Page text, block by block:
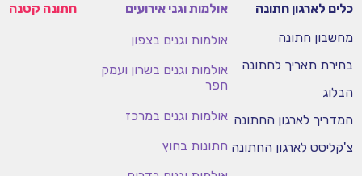
אולמות וגני אירועים
אולמות וגנים בצפון
אולמות וגנים בשרון ועמק
חפר
אולמות וגנים במרכז
חתונות בחוץ
חתונה קטנה
כלים לארגון חתונה
מחשבון חתונה
בחירת תאריך לחתונה
הבלוג
המדריך לארגון החתונה
צ'קליסט לארגון החתונה